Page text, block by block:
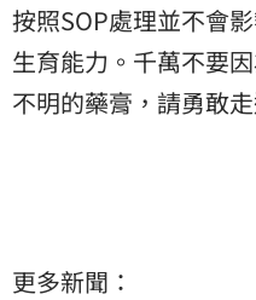
按照SOP處理並不會
生育能力。千萬不要
不明的藥膏，請勇敢
更多新聞：